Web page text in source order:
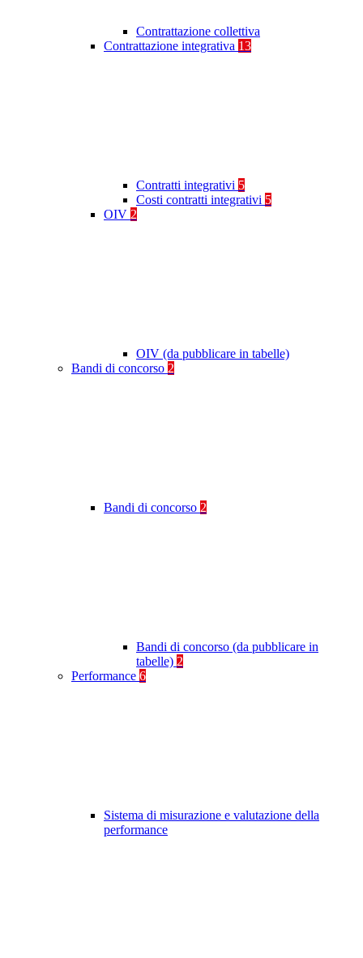
Contrattazione collettiva
Contrattazione integrativa 13
Contratti integrativi 5
Costi contratti integrativi 5
OIV 2
OIV (da pubblicare in tabelle)
Bandi di concorso 2
Bandi di concorso 2
Bandi di concorso (da pubblicare in
tabelle) 2
Performance 6
Sistema di misurazione e valutazione della
performance